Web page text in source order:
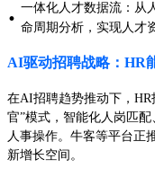
· 一体化人才数据流：从
命周期分析，实现人才
AI驱动招聘战略：HR
在AI招聘趋势推动下，
官”模式，智能化人岗匹
人事操作。牛客等平台正
新增长空间。